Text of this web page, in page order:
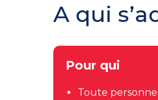
A qui
Pour qui
Toute